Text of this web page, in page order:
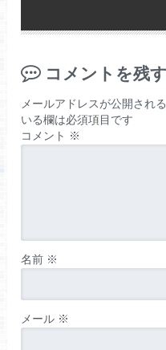
コメントを残す
メールアドレスが公開され
いる欄は必須項目です
コメント ※
名前 ※
メール ※